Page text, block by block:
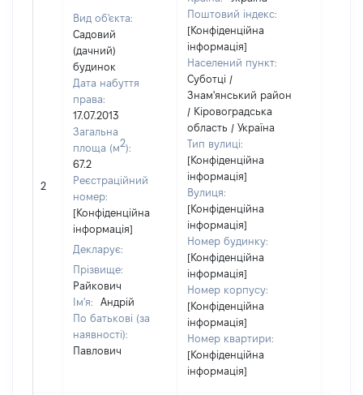
2
Вид об'єкта:
Садовий
(дачний)
будинок
Дата набуття
права:
17.07.2013
Загальна
площа (м2):
67.2
Реєстраційний
номер:
[Конфіденційна
інформація]
Декларує:
Прізвище:
Райкович
Ім'я:
Андрій
По батькові (за
наявності):
Павлович
Поштовий індекс:
[Конфіденційна
інформація]
Населений пункт:
Суботці /
Знам'янський район
/ Кіровоградська
область / Україна
Тип вулиці:
[Конфіденційна
інформація]
Вулиця:
[Конфіденційна
інформація]
Номер будинку:
[Конфіденційна
інформація]
Номер корпусу:
[Конфіденційна
інформація]
Номер квартири:
[Конфіденційна
інформація]